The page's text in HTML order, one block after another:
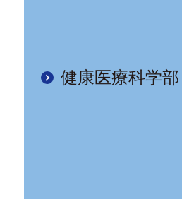
健康医療科学部